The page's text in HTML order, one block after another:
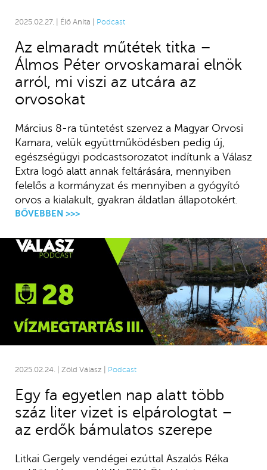
2025.02.27. | Élő Anita | Podcast
Az elmaradt műtétek titka –
Álmos Péter orvoskamarai elnök
arról, mi viszi az utcára az
orvosokat
Március 8-ra tüntetést szervez a Magyar Orvosi
Kamara, velük együttműködésben pedig új,
egészségügyi podcastsorozatot indítunk a Válasz
Extra logó alatt annak feltárására, mennyiben
felelős a kormányzat és mennyiben a gyógyító
orvos a kialakult, gyakran áldatlan állapotokért.
BŐVEBBEN >>>
2025.02.24. | Zöld Válasz | Podcast
Egy fa egyetlen nap alatt több
száz liter vizet is elpárologtat –
az erdők bámulatos szerepe
Litkai Gergely vendégei ezúttal Aszalós Réka